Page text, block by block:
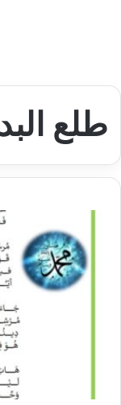
طلع